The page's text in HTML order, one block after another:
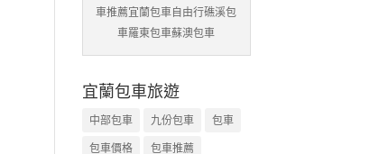
車推薦宜蘭包車自由行礁溪包
車羅東包車蘇澳包車
宜蘭包車旅遊
中部包車 九份包車
包車
包車價格
包車推薦